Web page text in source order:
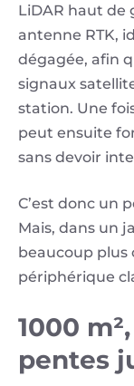
LiDAR haut de
antenne RTK,
dégagée, afin
signaux
station. Une
peut ensuite
sans devoir
C’est donc un
Mais, dans un
beaucoup plus
périphérique
1000
pentes